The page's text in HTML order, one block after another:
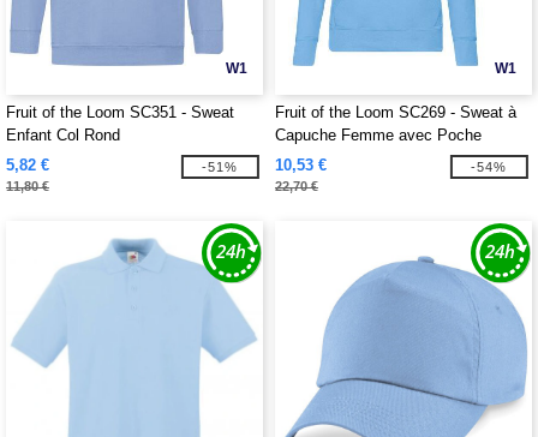
W1
Fruit of the Loom SC351 - Sweat
Enfant Col Rond
5,82 €
11,80 €
-51%
W1
Fruit of the Loom SC269 - Sweat à
Capuche Femme avec Poche
Kangourou
10,53 €
22,70 €
-54%